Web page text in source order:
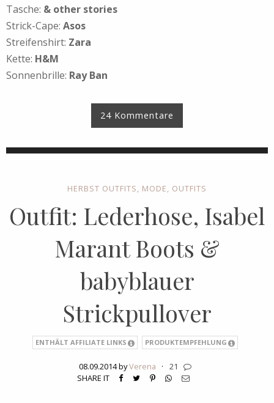
Tasche: & other stories
Strick-Cape: Asos
Streifenshirt: Zara
Kette: H&M
Sonnenbrille: Ray Ban
24 Kommentare
HERBST OUTFITS, MODE, OUTFITS
Outfit: Lederhose, Isabel
Marant Boots &
babyblauer
Strickpullover
ENTHÄLT AFFILIATE LINKS PRODUKTEMPFEHLUNG
08.09.2014 byVerena ·
21
SHARE IT